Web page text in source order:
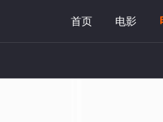
首页 电影